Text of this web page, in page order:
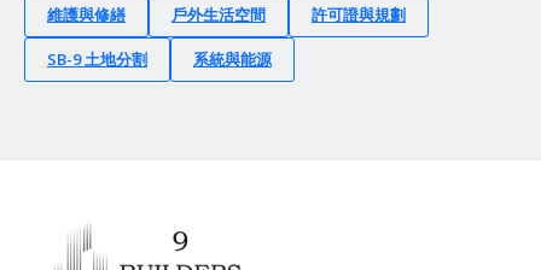
維護與修繕 戶外生活空間 許可證與規劃
SB-9 土地分割 系統與能源